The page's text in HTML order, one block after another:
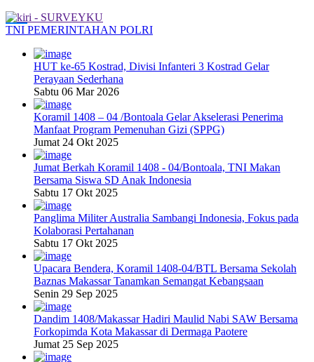
TNI PEMERINTAHAN POLRI
HUT ke-65 Kostrad, Divisi Infanteri 3 Kostrad Gelar
Perayaan Sederhana
Sabtu 06 Mar 2026
Koramil 1408 – 04 /Bontoala Gelar Akselerasi Penerima
Manfaat Program Pemenuhan Gizi (SPPG)
Jumat 24 Okt 2025
Jumat Berkah Koramil 1408 - 04/Bontoala, TNI Makan
Bersama Siswa SD Anak Indonesia
Sabtu 17 Okt 2025
Panglima Militer Australia Sambangi Indonesia, Fokus pada
Kolaborasi Pertahanan
Sabtu 17 Okt 2025
Upacara Bendera, Koramil 1408-04/BTL Bersama Sekolah
Baznas Makassar Tanamkan Semangat Kebangsaan
Senin 29 Sep 2025
Dandim 1408/Makassar Hadiri Maulid Nabi SAW Bersama
Forkopimda Kota Makassar di Dermaga Paotere
Jumat 25 Sep 2025